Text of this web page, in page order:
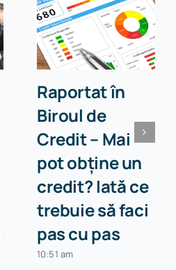
Raportat în
Biroul de
Credit – Mai
pot obține un
credit? Iată ce
trebuie să faci
pas cu pas
10:51 am